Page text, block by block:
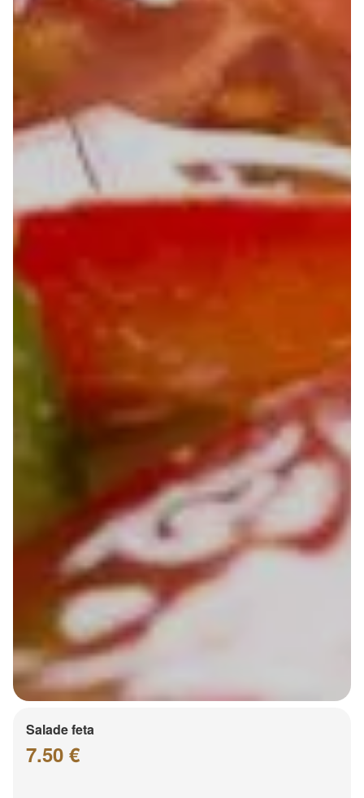
Salade feta
7.50 €